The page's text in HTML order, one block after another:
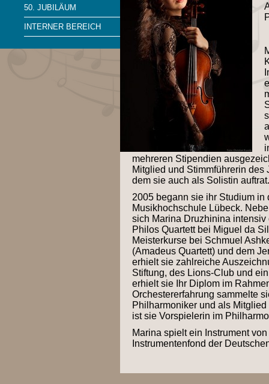
50. JUBILÄUM
INTERNER BEREICH
mehreren Stipendien
Mitglied und Stimmführerin
dem sie auch als Solistin auftrat.
2005 begann sie ihr Studium
Musikhochschule Lübeck.
sich Marina Druzhinina
Philos Quartett bei Miguel da
Meisterkurse bei Schmuel
(Amadeus Quartett) und dem
erhielt sie zahlreiche
Stiftung, des Lions-Club und
erhielt sie Ihr Diplom im
Orchestererfahrung sammelte
Philharmoniker und als
ist sie Vorspielerin im
Marina spielt ein Instrument
Instrumentenfond der